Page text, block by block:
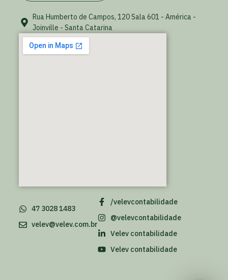
Rua Humberto de Campos, 120 Sala 601 - América -
Joinville - Santa Catarina
/velevcontabilidade
@velevcontabilidade
Velev contabilidade
Velev contabilidade
47 3028 1483
velev@velev.com.br